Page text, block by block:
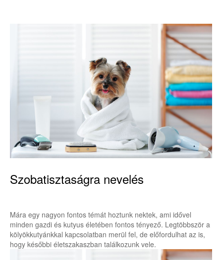
Szobatisztaságra nevelés
Mára egy nagyon fontos témát hoztunk nektek, ami idővel
minden gazdi és kutyus életében fontos tényező. Legtöbbször a
kölyökkutyánkkal kapcsolatban merül fel, de előfordulhat az is,
hogy későbbi életszakaszban találkozunk vele.